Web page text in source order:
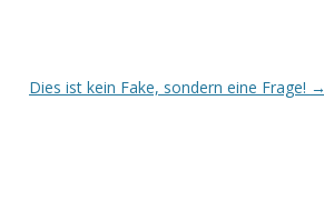
Dies ist kein Fake, sondern eine Frage! →